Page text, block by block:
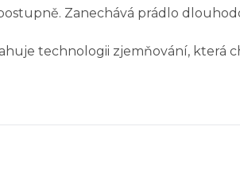
Zanechává prádlo
technologii zjemňování, která